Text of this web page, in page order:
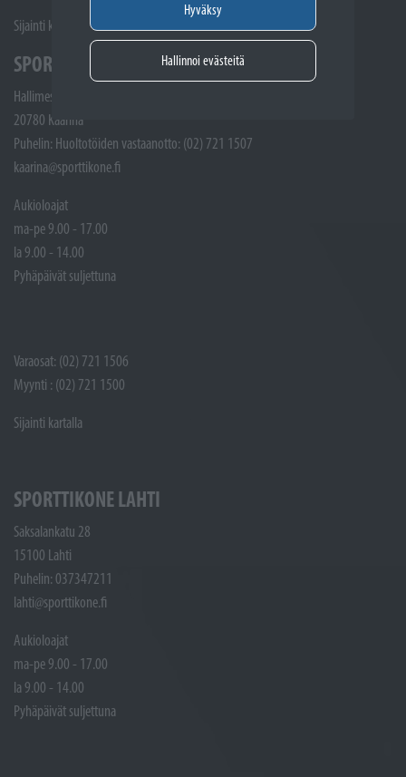
Hyväksy
Hallinnoi evästeitä
Sijainti kartalla
SPORTTIKONE KAARINA
Hallimestarinkatu 4
20780 Kaarina
Puhelin: Huoltotöiden vastaanotto: (02) 721 1507
kaarina@sporttikone.fi
Aukioloajat
ma-pe 9.00 - 17.00
la 9.00 - 14.00
Pyhäpäivät suljettuna
Varaosat: (02) 721 1506
Myynti : (02) 721 1500
Sijainti kartalla
SPORTTIKONE LAHTI
Saksalankatu 28
15100 Lahti
Puhelin: 037347211
lahti@sporttikone.fi
Aukioloajat
ma-pe 9.00 - 17.00
la 9.00 - 14.00
Pyhäpäivät suljettuna